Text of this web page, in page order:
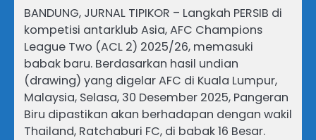
BANDUNG, JURNAL TIPIKOR – Langkah PERSIB di
kompetisi antarklub Asia, AFC Champions
League Two (ACL 2) 2025/26, memasuki
babak baru. Berdasarkan hasil undian
(drawing) yang digelar AFC di Kuala Lumpur,
Malaysia, Selasa, 30 Desember 2025, Pangeran
Biru dipastikan akan berhadapan dengan wakil
Thailand, Ratchaburi FC, di babak 16 Besar.